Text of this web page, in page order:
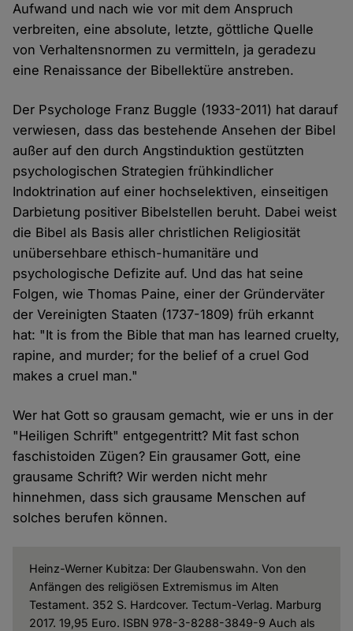
Aufwand und nach wie vor mit dem Anspruch
verbreiten, eine absolute, letzte, göttliche Quelle
von Verhaltensnormen zu vermitteln, ja geradezu
eine Renaissance der Bibellektüre anstreben.
Der Psychologe Franz Buggle (1933-2011) hat darauf
verwiesen, dass das bestehende Ansehen der Bibel
außer auf den durch Angstinduktion gestützten
psychologischen Strategien frühkindlicher
Indoktrination auf einer hochselektiven, einseitigen
Darbietung positiver Bibelstellen beruht. Dabei weist
die Bibel als Basis aller christlichen Religiosität
unübersehbare ethisch-humanitäre und
psychologische Defizite auf. Und das hat seine
Folgen, wie Thomas Paine, einer der Gründerväter
der Vereinigten Staaten (1737-1809) früh erkannt
hat: "It is from the Bible that man has learned cruelty,
rapine, and murder; for the belief of a cruel God
makes a cruel man."
Wer hat Gott so grausam gemacht, wie er uns in der
"Heiligen Schrift" entgegentritt? Mit fast schon
faschistoiden Zügen? Ein grausamer Gott, eine
grausame Schrift? Wir werden nicht mehr
hinnehmen, dass sich grausame Menschen auf
solches berufen können.
Heinz-Werner Kubitza: Der Glaubenswahn. Von den
Anfängen des religiösen Extremismus im Alten
Testament. 352 S. Hardcover. Tectum-Verlag. Marburg
2017. 19,95 Euro. ISBN 978-3-8288-3849-9 Auch als